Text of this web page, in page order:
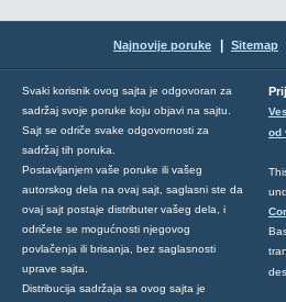
Najnovije poruke Sitemap
Svaki korisnik ovog sajta je odgovoran za
sadržaj svoje poruke koju objavi na sajtu.
Sajt se odriče svake odgovornosti za
sadržaj tih poruka.
Postavljanjem vaše poruke ili vašeg
autorskog dela na ovaj sajt, saglasni ste da
ovaj sajt postaje distributer vašeg dela, i
odričete se mogućnosti njegovog
povlačenja ili brisanja, bez saglasnosti
uprave sajta.
Distribucija sadržaja sa ovog sajta je
od